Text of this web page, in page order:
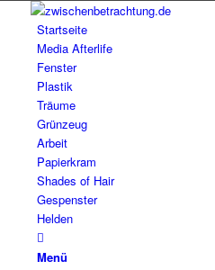
Startseite
Media Afterlife
Fenster
Plastik
Träume
Grünzeug
Arbeit
Papierkram
Shades of Hair
Gespenster
Helden
Menü